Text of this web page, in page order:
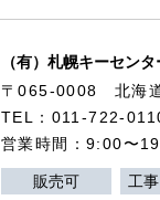
（有）札幌キーセンタ
〒065-0008 北海
TEL：011-722-
営業時間：9:00〜
販売可 工